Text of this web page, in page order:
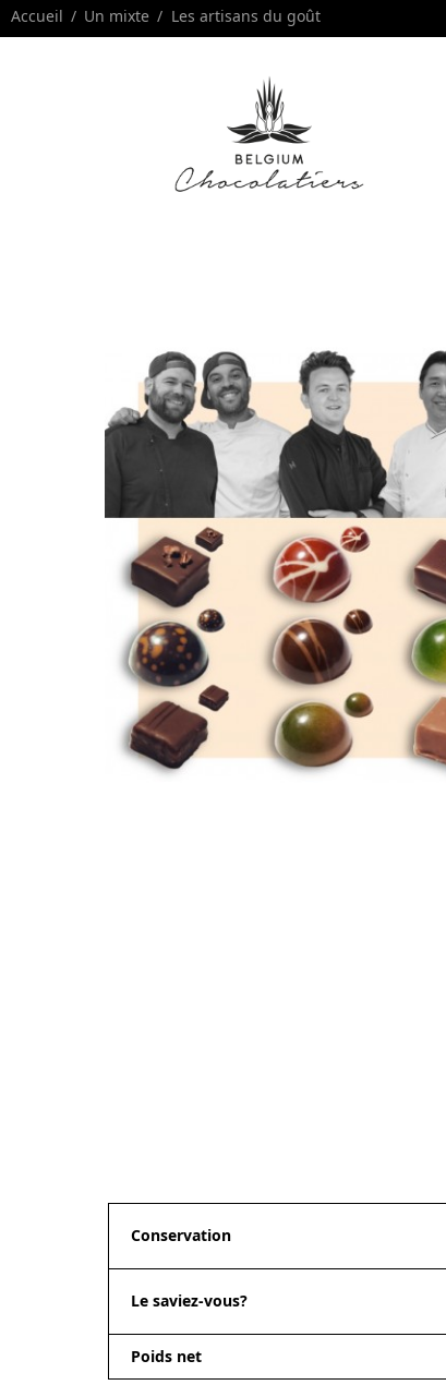
Accueil Un mixte Les artisans du goût
Conservation
Le saviez-vous?
Poids net